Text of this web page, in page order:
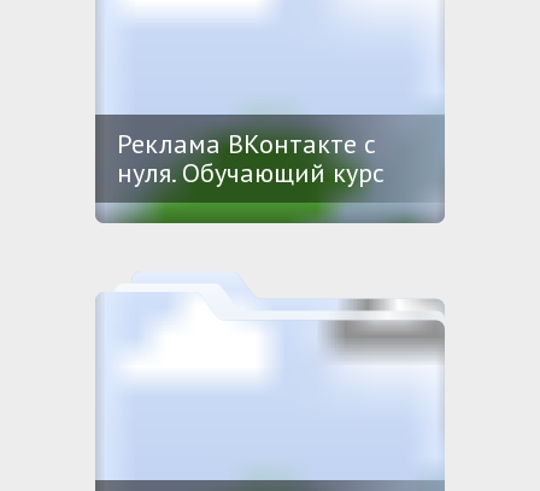
Реклама ВКонтакте с
нуля. Обучающий курс